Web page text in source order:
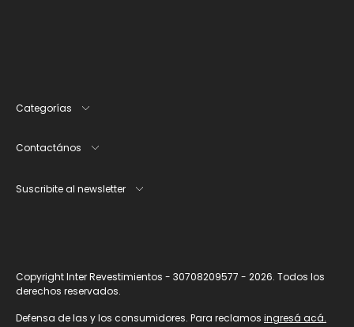
Categorías
Contactános
Suscribite al newsletter
Copyright Inter Revestimientos - 30708209577 - 2026. Todos los
derechos reservados.
Defensa de las y los consumidores. Para reclamos ingresá acá.